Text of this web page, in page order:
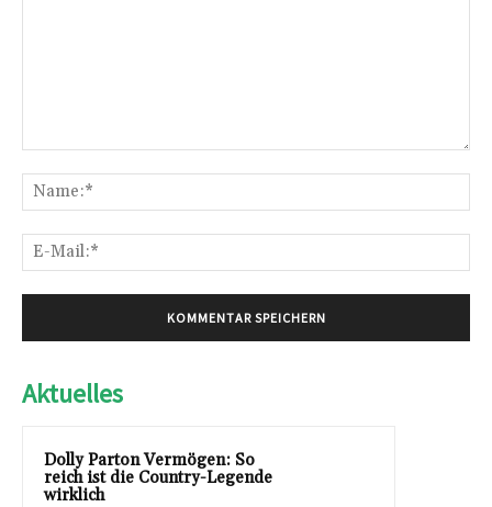
Aktuelles
Dolly Parton Vermögen: So
reich ist die Country-Legende
wirklich